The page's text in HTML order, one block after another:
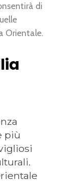
di
Orientale.
più